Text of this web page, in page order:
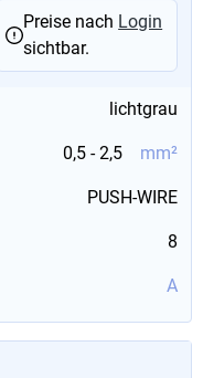
lichtgrau
0,5 - 2,5 mm²
PUSH-WIRE
8
A
Preise nach Login
sichtbar.